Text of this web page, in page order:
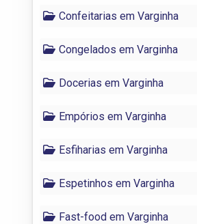
Confeitarias em Varginha
Congelados em Varginha
Docerias em Varginha
Empórios em Varginha
Esfiharias em Varginha
Espetinhos em Varginha
Fast-food em Varginha